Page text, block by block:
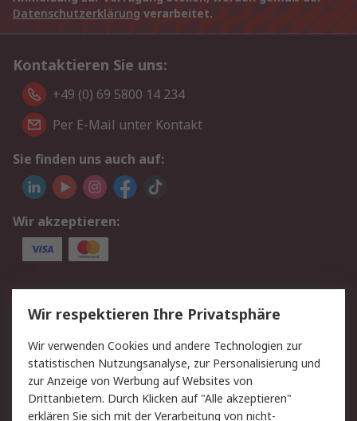
Datenschutzerklärung verarbeitet.
Kontaktieren Sie uns:
+49 (0) 69 5800 14 234
Per E-Mail unter Kontakt
Sie finden uns auch auf:
Wir akzeptieren:
Service
Value Added Services
Lieferlösungen
Rücksendungen
Kontakt
Hilfe
Privatkunden
Rechtliches
Wir respektieren Ihre Privatsphäre
Wir verwenden Cookies und andere Technologien zur
statistischen Nutzungsanalyse, zur Personalisierung und
zur Anzeige von Werbung auf Websites von
Drittanbietern. Durch Klicken auf "Alle akzeptieren"
erklären Sie sich mit der Verarbeitung von nicht-